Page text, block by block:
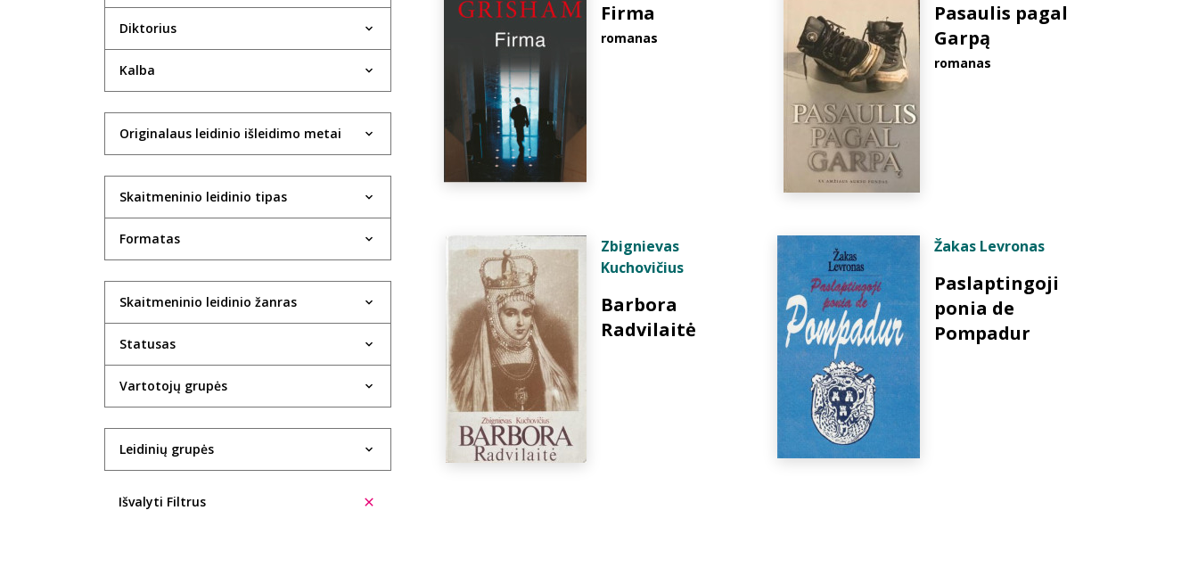
Diktorius
Kalba
Originalaus leidinio išleidimo metai
Skaitmeninio leidinio tipas
Formatas
Skaitmeninio leidinio žanras
Statusas
Vartotojų grupės
Leidinių grupės
Išvalyti Filtrus
Firma
romanas
Pasaulis pagal
Garpą
romanas
Zbignievas
Kuchovičius
Barbora
Radvilaitė
Žakas Levronas
Paslaptingoji
ponia de
Pompadur